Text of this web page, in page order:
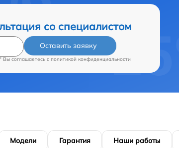
со специалистом
Оставить заявку
Вы соглашаетесь c политикой конфиденциальности
Модели Гарантия Наши работы